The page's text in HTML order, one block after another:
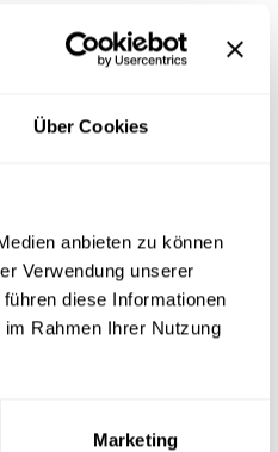
Über Cookies
anbieten zu können
Verwendung unserer
diese Informationen
Rahmen Ihrer Nutzung
Marketing
produkten